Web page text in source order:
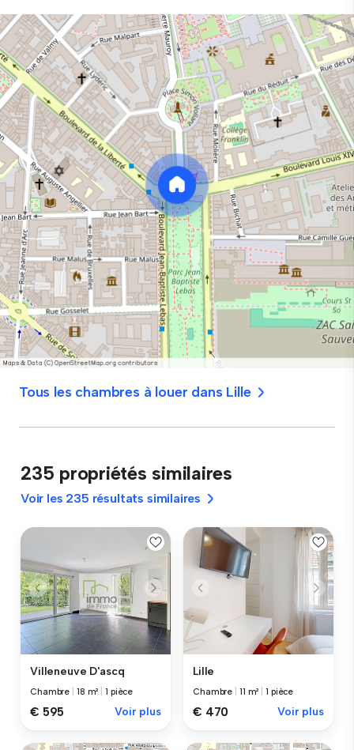
Tous les chambres à louer dans Lille
235 propriétés similaires
Voir les 235 résultats similaires
Villeneuve D'ascq
Chambre 18 m² |1 pièce
€ 595 Voir plus
Lille
Chambre 11 m² |1 pièce
€ 470 Voir plus